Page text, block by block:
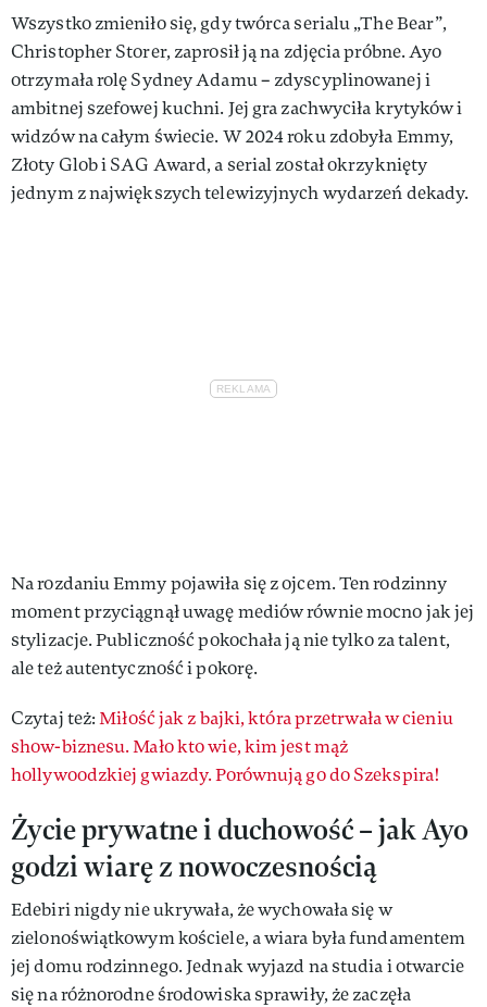
Wszystko zmieniło się, gdy twórca serialu „The Bear”,
Christopher Storer, zaprosił ją na zdjęcia próbne. Ayo
otrzymała rolę Sydney Adamu – zdyscyplinowanej i
ambitnej szefowej kuchni. Jej gra zachwyciła krytyków i
widzów na całym świecie. W 2024 roku zdobyła Emmy,
Złoty Glob i SAG Award, a serial został okrzyknięty
jednym z największych telewizyjnych wydarzeń dekady.
Na rozdaniu Emmy pojawiła się z ojcem. Ten rodzinny
moment przyciągnął uwagę mediów równie mocno jak jej
stylizacje. Publiczność pokochała ją nie tylko za talent,
ale też autentyczność i pokorę.
Czytaj też:Miłość jak z bajki, która przetrwała w cieniu
show-biznesu. Mało kto wie, kim jest mąż
hollywoodzkiej gwiazdy. Porównują go do Szekspira!
Życie prywatne i duchowość – jak Ayo
godzi wiarę z nowoczesnością
Edebiri nigdy nie ukrywała, że wychowała się w
zielonoświątkowym kościele, a wiara była fundamentem
jej domu rodzinnego. Jednak wyjazd na studia i otwarcie
się na różnorodne środowiska sprawiły, że zaczęła